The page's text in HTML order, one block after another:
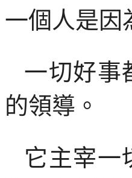
一個人是因
一切好事
的領導。
它主宰一